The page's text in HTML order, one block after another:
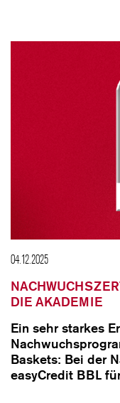
04.12.2025
DIE AKADEMIE
Ein sehr starkes
Baskets: Bei der
easyCredit BBL